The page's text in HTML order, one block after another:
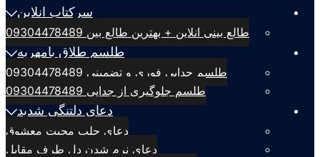
سرکتاب انلاین
طالع بینی انلاین + بهترین طالع بین 09304478489
طلسم طلاق بامهریه
طلسم جدایی فوری و تضمینی 09304478489
طلسم جلوگیری از جدایی 09304478489
دعای دلتنگی شدید
دعای جلب محبت معشوق
دعای نرم شدن دل طرف مقابل